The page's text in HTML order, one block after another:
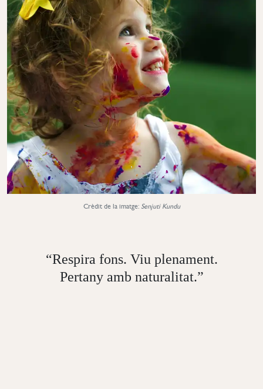
Crèdit de la imatge: Senjuti Kundu
“Respira fons. Viu plenament.
Pertany amb naturalitat.”